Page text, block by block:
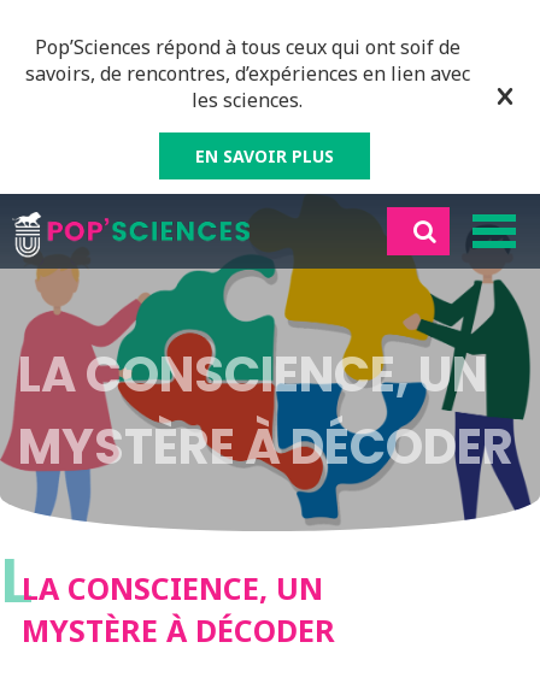
Pop’Sciences répond à tous ceux qui ont soif de
savoirs, de rencontres, d’expériences en lien avec
les sciences.
EN SAVOIR PLUS
LA CONSCIENCE, UN
MYSTÈRE À DÉCODER
LLA CONSCIENCE, UN
MYSTÈRE À DÉCODER